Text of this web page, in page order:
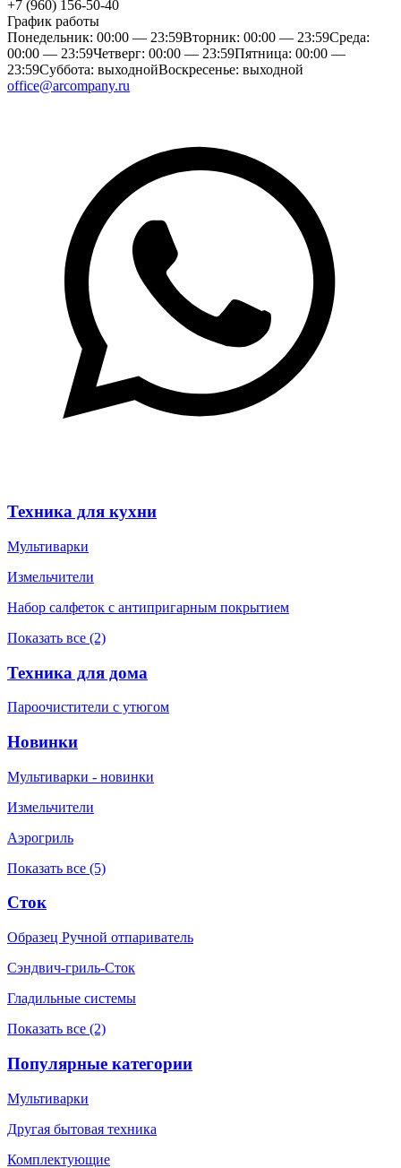
+7 (960) 156-50-40
График работы
Понедельник: 00:00 — 23:59Вторник: 00:00 — 23:59Среда:
00:00 — 23:59Четверг: 00:00 — 23:59Пятница: 00:00 —
23:59Суббота: выходнойВоскресенье: выходной
office@arcompany.ru
Техника для кухни
Мультиварки
Измельчители
Набор салфеток с антипригарным покрытием
Показать все (2)
Техника для дома
Пароочистители с утюгом
Новинки
Мультиварки - новинки
Измельчители
Аэрогриль
Показать все (5)
Сток
Образец Ручной отпариватель
Сэндвич-гриль-Сток
Гладильные системы
Показать все (2)
Популярные категории
Мультиварки
Другая бытовая техника
Комплектующие